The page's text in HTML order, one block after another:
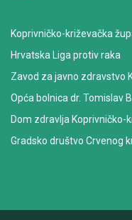
Koprivničko-križevačka
Hrvatska Liga protiv raka
Zavod za javno zdravstvo
Opća bolnica dr. Tomislav
Dom zdravlja Koprivničko-
Gradsko društvo Crvenog